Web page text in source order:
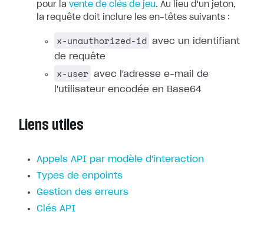
pour la vente de clés de jeu . Au lieu d'un jeton,
la requête doit inclure les en-têtes suivants :
x-unauthorized-id avec un identifiant
de requête
x-user avec l'adresse e-mail de
l'utilisateur encodée en Base64
Liens utiles
Appels API par modèle d'interaction
Types de enpoints
Gestion des erreurs
Clés API